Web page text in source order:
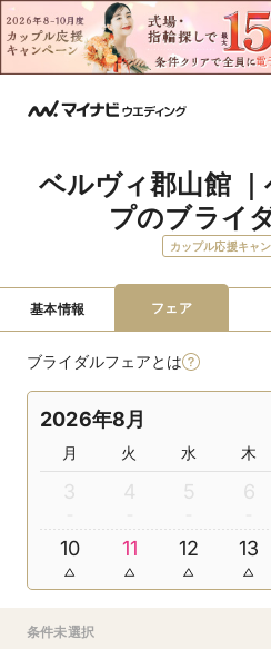
ベルヴィ郡山館
プのブライ
カップル応援キャ
基本情報 フェア
ブライダルフェアとは
2026年8月
月 火 水 木
3 4 5 6
10 11 12 13
条件未選択